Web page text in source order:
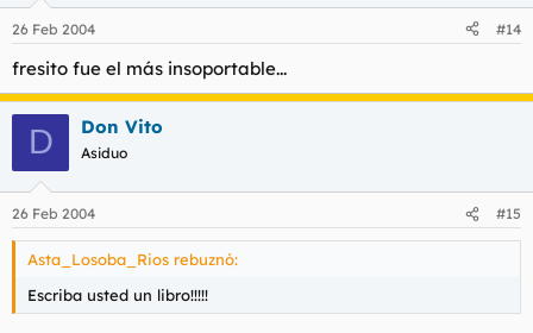
26 Feb 2004 #14
fresito fue el más insoportable...
D Don Vito
Asiduo
26 Feb 2004 #15
Asta_Losoba_Rios rebuznó:
Escriba usted un libro!!!!!